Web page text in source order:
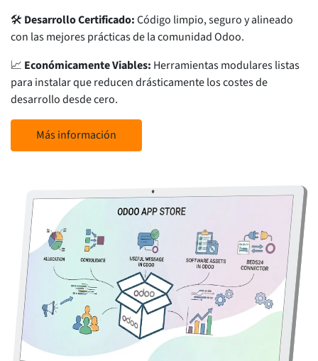
🛠️ Desarrollo Certificado:Código limpio, seguro y alineado
con las mejores prácticas de la comunidad Odoo.
📈 Económicamente Viables: Herramientas modulares listas
para instalar que reducen drásticamente los costes de
desarrollo desde cero.
Más información